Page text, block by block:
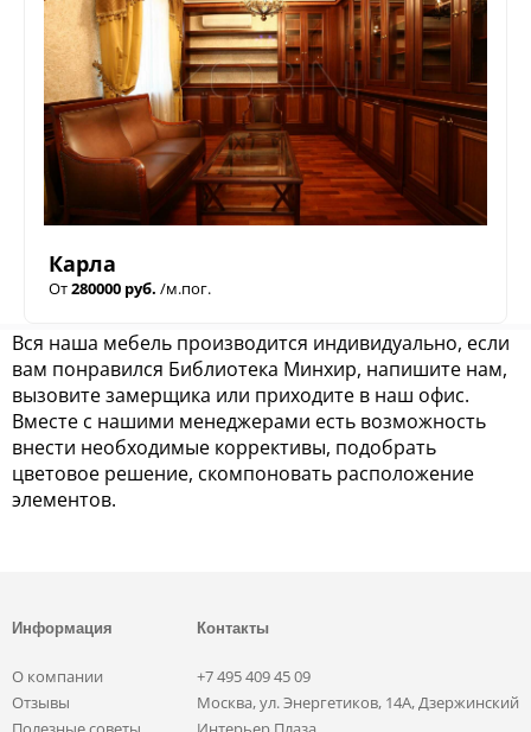
Карла
От280000 руб. /м.пог.
Вся наша мебель производится индивидуально, если
вам понравился Библиотека Минхир, напишите нам,
вызовите замерщика или приходите в наш офис.
Вместе с нашими менеджерами есть возможность
внести необходимые коррективы, подобрать
цветовое решение, скомпоновать расположение
элементов.
Информация
О компании
Отзывы
Контакты
+7 495 409 45 09
Москва, ул. Энергетиков, 14А, Дзержинский